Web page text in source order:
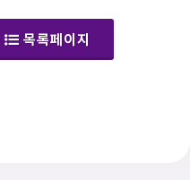
목록페이지